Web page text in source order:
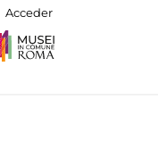
Acceder